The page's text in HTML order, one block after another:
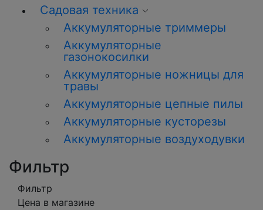
Садовая техника
Аккумуляторные триммеры
Аккумуляторные
газонокосилки
Аккумуляторные ножницы для
травы
Аккумуляторные цепные пилы
Аккумуляторные кусторезы
Аккумуляторные воздуходувки
Фильтр
Фильтр
Цена в магазине